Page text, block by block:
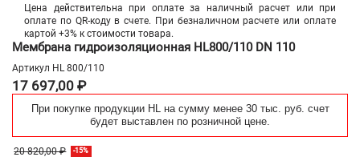
Цена действительна при оплате за наличный расчет или при
оплате по QR-коду в счете. При безналичном расчете или оплате
картой +3% к стоимости товара.
Мембрана гидроизоляционная HL800/110 DN 110
Артикул HL 800/110
17 697,00 ₽
При покупке продукции HL на сумму менее 30 тыс. руб. счет
будет выставлен по розничной цене.
20 820,00 ₽ -15%